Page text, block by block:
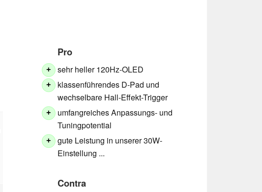
Pro
+ sehr heller 120Hz-OLED
+
klassenführendes D-Pad und
wechselbare Hall-Effekt-Trigger
+
umfangreiches Anpassungs- und
Tuningpotential
+
gute Leistung in unserer 30W-
Einstellung ...
Contra